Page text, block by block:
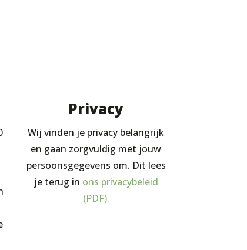
Privacy
Wij vinden je privacy belangrijk
en gaan zorgvuldig met jouw
persoonsgegevens om. Dit lees
je terug in ons privacybeleid
(PDF).